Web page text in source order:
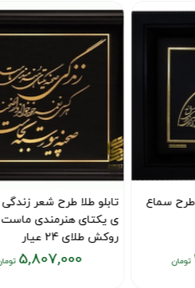
تابلو طلا طرح شعر زندگی صحنه
ی یکتای هنرمندی ماست با ورق
روکش طلای 24 عیار
5,807,000